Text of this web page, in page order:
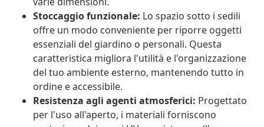
Stoccaggio funzionale: Lo spazio sotto i sedili
offre un modo conveniente per riporre oggetti
essenziali del giardino o personali. Questa
caratteristica migliora l'utilità e l'organizzazione
del tuo ambiente esterno, mantenendo tutto in
ordine e accessibile.
Resistenza agli agenti atmosferici: Progettato
per l'uso all'aperto, i materiali forniscono